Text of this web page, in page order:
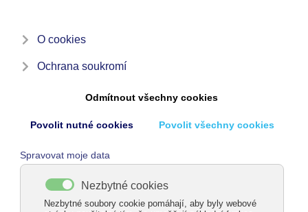
pondělí 13. červenec 2026
Trekingová kola